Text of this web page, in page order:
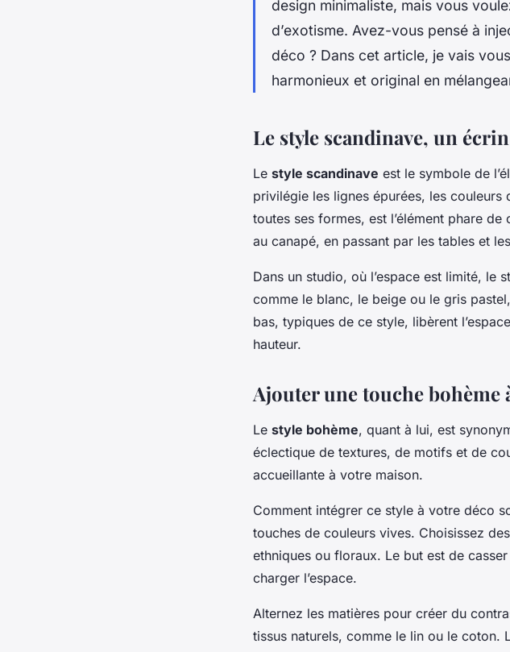
design minimaliste, mais vous
d’exotisme. Avez-vous pensé à
déco ? Dans cet article, je vais
harmonieux et original en
Le style scandinave, un
Le style scandinave est le symbole de
privilégie les lignes épurées, les
toutes ses formes, est l’élément phare
au canapé, en passant par les tables et
Dans un studio, où l’espace est limité, le
comme le blanc, le beige ou le gris
bas, typiques de ce style, libèrent
hauteur.
Ajouter une touche bohème
Le style bohème, quant à lui, est
éclectique de textures, de motifs et de
accueillante à votre maison.
Comment intégrer ce style à votre déco
touches de couleurs vives. Choisissez
ethniques ou floraux. Le but est de
charger l’espace.
Alternez les matières pour créer du
tissus naturels, comme le lin ou le coton.